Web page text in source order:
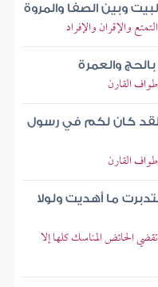
وبين الصفا والمروة
والإقران والإفراد
والعمرة
القارن
لقد كان لكم في رسول
القارن
ما أهديت ولولا
الحائض المناسك كلها إلا